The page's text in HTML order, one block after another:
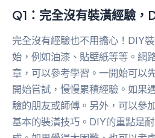
Q1：完全沒有裝潢經驗，
完全沒有經驗也不用擔心！DIY
始，例如油漆、貼壁紙等等。網
章，可以參考學習。一開始可以
開始嘗試，慢慢累積經驗。如果
驗的朋友或師傅。另外，可以參
基本的裝潢技巧。DIY的重點是